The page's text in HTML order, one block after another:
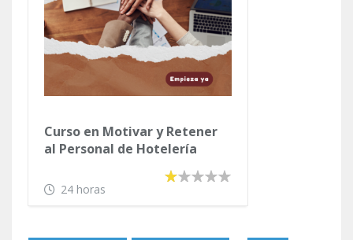
Curso en Motivar y Retener
al Personal de Hotelería
24 horas